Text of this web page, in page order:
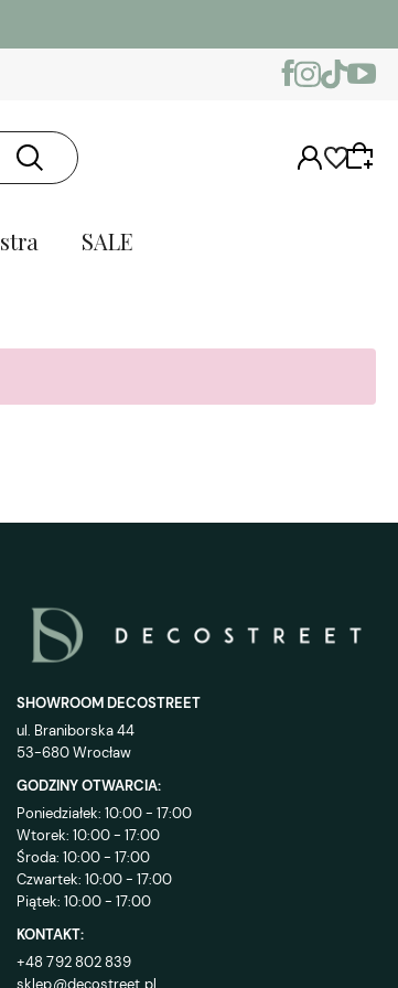
SALE
SHOWROOM DECOSTREET
ul. Braniborska 44
53-680 Wrocław
GODZINY OTWARCIA:
Poniedziałek: 10:00 - 17:00
Wtorek: 10:00 - 17:00
Środa: 10:00 - 17:00
Czwartek: 10:00 - 17:00
Piątek: 10:00 - 17:00
KONTAKT:
+48 792 802 839